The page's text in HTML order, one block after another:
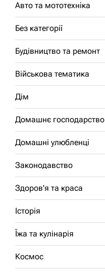
Авто та мототехніка
Без категорії
Будівництво та ремонт
Військова тематика
Дім
Домашнє господарство
Домашні улюбленці
Законодавство
Здоров'я та краса
Історія
Їжа та кулінарія
Космос